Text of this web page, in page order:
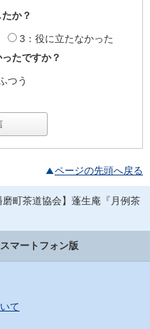
か？
3：役に立たなかった
たですか？
つう
ページの先頭へ戻る
磨町茶道協会】蓬生庵『月例茶
スマートフォン版
て